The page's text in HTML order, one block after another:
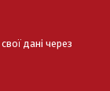
дані через